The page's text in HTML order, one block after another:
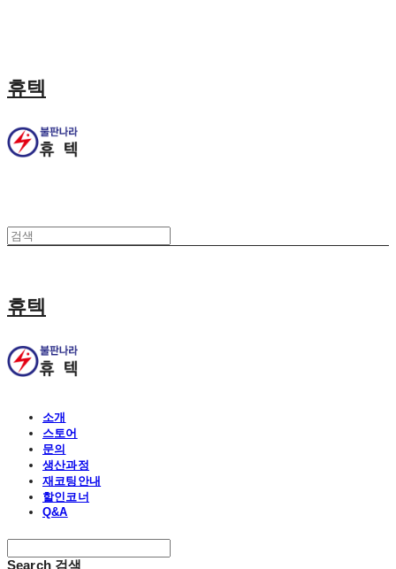
휴텍
휴텍
소개
스토어
문의
생산과정
재코팅안내
할인코너
Q&A
Search 검색